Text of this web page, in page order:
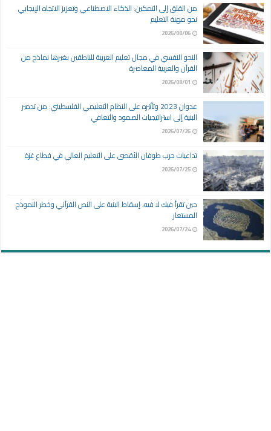
من القلق إلى التمكين: الذكاء الاصطناعي وتعزيز الاتجاه الإيجابي
نحو مهنة التعليم
2026/08/06
النحو النفسي في مجال تعليم العربية للناطقين بغيرها نماذج من
القرآن والعربية المعاصرة
2026/08/01
عدوان 2023 وتأثيره على النظام التعليمي الفلسطيني: من تدمير
البنية إلى استراتيجيات الصمود والتعافي
2026/07/26
تداعيات حرب طوفان الأقصى على التعليم العالي في قطاع غزة
2026/07/25
حين تقرأ فيك لا فيه، إسقاط البنية على النص القرآني وخطر النموذج
المستعار
2026/07/24